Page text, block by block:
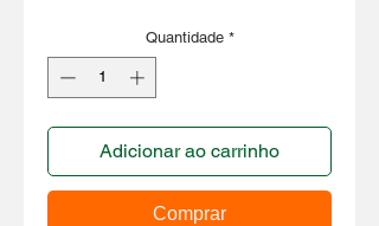
Quantidade *
Adicionar ao carrinho
Comprar